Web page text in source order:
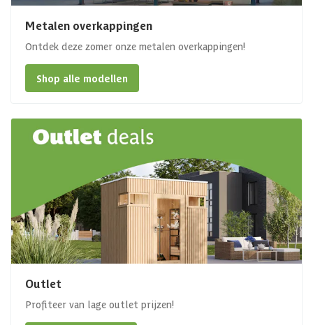
Metalen overkappingen
Ontdek deze zomer onze metalen overkappingen!
Shop alle modellen
Outlet
Profiteer van lage outlet prijzen!